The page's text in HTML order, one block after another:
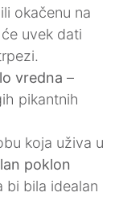
okačenu na
uvek dati
vredna –
pikantnih
koja uživa u
poklon
bi bila idealan